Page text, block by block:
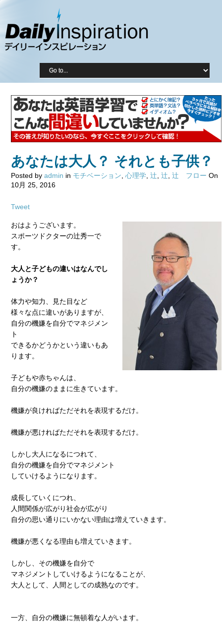
あなたは大人？ それとも子供？
Posted by admin in モチベーション 心理学 辻 辻 辻 フロー On
10月 25, 2016
Tweet
おはようございます。
スポーツドクターの辻秀一で
す。
大人と子どもの違いはなんでし
ょうか？
体力や知力、見た目など
様々な点に違いがありますが、
自分の機嫌を自分でマネジメン
ト
できるかどうかという違いもあ
ります。
子どもや赤ちゃんは、
自分の機嫌のままに生きています。
機嫌が良ければただそれを表現するだけ。
機嫌が悪ければただそれを表現するだけ。
しかし大人になるにつれて、
自分の機嫌を自分でマネジメント
していけるようになります。
成長していくにつれ、
人間関係が広がり社会が広がり
自分の思い通りにいかない理由は増えていきます。
機嫌が悪くなる理由も増えていきます。
しかし、その機嫌を自分で
マネジメントしていけるようになることが、
大人として、人間としての成熟なのです。
一方、自分の機嫌に無頓着な人がいます。